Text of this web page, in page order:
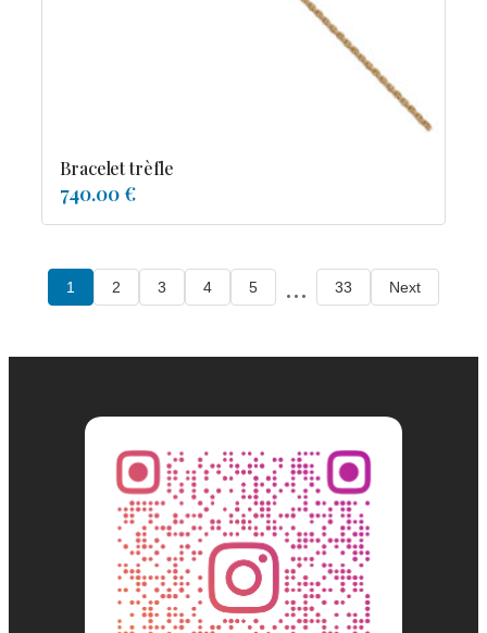
Bracelet trèfle
740.00 €
1 2 3 4 5 ... 33 Next